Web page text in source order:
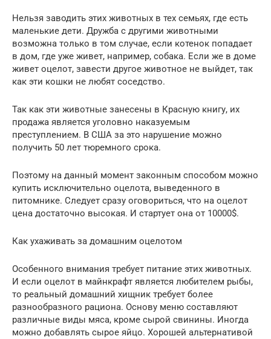
Нельзя заводить этих животных в тех семьях, где есть
маленькие дети. Дружба с другими животными
возможна только в том случае, если котенок попадает
в дом, где уже живет, например, собака. Если же в доме
живет оцелот, завести другое животное не выйдет, так
как эти кошки не любят соседство.
Так как эти животные занесены в Красную книгу, их
продажа является уголовно наказуемым
преступлением. В США за это нарушение можно
получить 50 лет тюремного срока.
Поэтому на данный момент законным способом можно
купить исключительно оцелота, выведенного в
питомнике. Следует сразу оговориться, что на оцелот
цена достаточно высокая. И стартует она от 10000$.
Как ухаживать за домашним оцелотом
Особенного внимания требует питание этих животных.
И если оцелот в майнкрафт является любителем рыбы,
то реальный домашний хищник требует более
разнообразного рациона. Основу меню составляют
различные виды мяса, кроме сырой свинины. Иногда
можно добавлять сырое яйцо. Хорошей альтернативой